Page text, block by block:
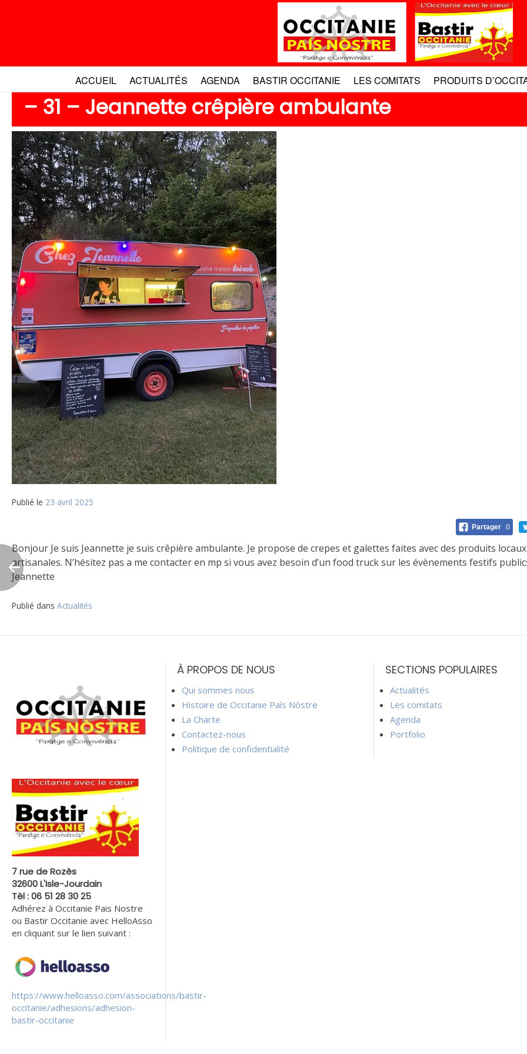
ACCUEIL ACTUALITÉS AGENDA BASTIR OCCITANIE LES COMITATS PRODUITS
– 31 – Jeannette crêpière ambulante
Publié le 23 avril 2025
Partager 0
Bonjour Je suis Jeannette je suis crêpière ambulante. Je propose de crepes et galettes faites avec des produits
artisanales. N’hésitez pas a me contacter en mp si vous avez besoin d’un food truck sur les évènements festifs
Jeannette
Publié dans Actualités
l’article
7 rue de Rozès
32600 L'Isle-Jourdain
Tèl : 06 51 28 30 25
Adhérez à Occitanie Pais Nostre
ou Bastir Occitanie avec HelloAsso
en cliquant sur le lien suivant :
https://www.helloasso.com/associations/bastir-
occitanie/adhesions/adhesion-
bastir-occitanie
À PROPOS DE NOUS
Qui sommes nous
Histoire de Occitanie País Nòstre
La Charte
Contactez-nous
Politique de confidentialité
SECTIONS POPULAIRES
Actualités
Les comitats
Agenda
Portfolio